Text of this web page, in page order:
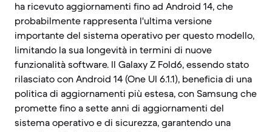
ha ricevuto aggiornamenti fino ad Android 14, che
probabilmente rappresenta l'ultima versione
importante del sistema operativo per questo modello,
limitando la sua longevità in termini di nuove
funzionalità software. Il Galaxy Z Fold6, essendo stato
rilasciato con Android 14 (One UI 6.1.1), beneficia di una
politica di aggiornamenti più estesa, con Samsung che
promette fino a sette anni di aggiornamenti del
sistema operativo e di sicurezza, garantendo una